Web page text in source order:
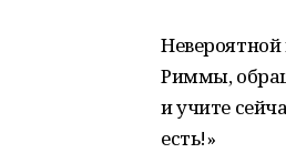
Риммы,
и учите
есть!»